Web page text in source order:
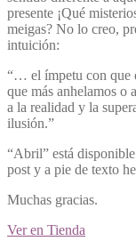
presente ¡Qué
meigas? No lo creo,
intuición:
“… el ímpetu con que
que más anhelamos o
a la realidad y la
ilusión.”
“Abril” está
post y a pie de texto
Muchas gracias.
Ver en Tienda